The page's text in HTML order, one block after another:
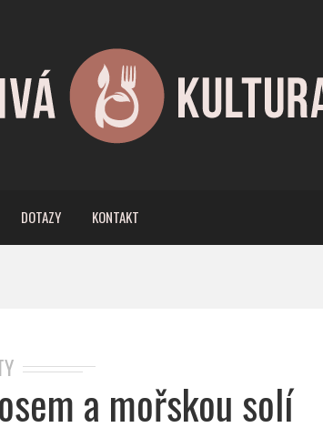
DOTAZY KONTAKT
a mořskou solí